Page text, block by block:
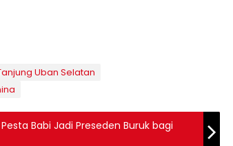
Uban Selatan
Babi Jadi Preseden Buruk bagi